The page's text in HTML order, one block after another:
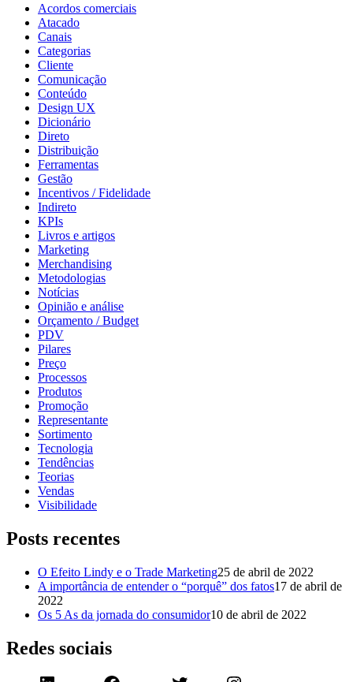
Acordos comerciais
Atacado
Canais
Categorias
Cliente
Comunicação
Conteúdo
Design UX
Dicionário
Direto
Distribuição
Ferramentas
Gestão
Incentivos / Fidelidade
Indireto
KPIs
Livros e artigos
Marketing
Merchandising
Metodologias
Notícias
Opinião e análise
Orçamento / Budget
PDV
Pilares
Preço
Processos
Produtos
Promoção
Representante
Sortimento
Tecnologia
Tendências
Teorias
Vendas
Visibilidade
Posts recentes
O Efeito Lindy e o Trade Marketing25 de abril de 2022
A importância de entender o “porquê” dos fatos17 de abril de
2022
Os 5 As da jornada do consumidor10 de abril de 2022
Redes sociais